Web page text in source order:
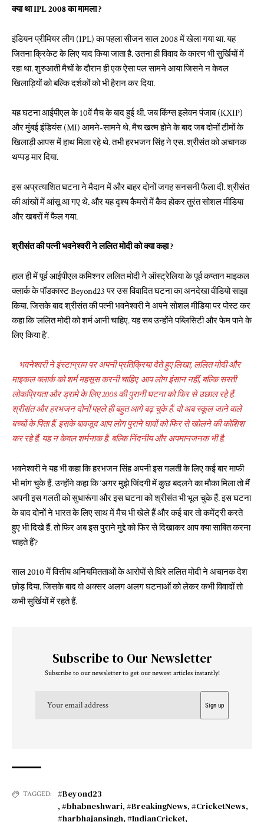
क्या था IPL 2008 का मामला ?
इंडियन प्रीमियर लीग (IPL) का पहला सीजन साल 2008 में खेला गया था. यह
जितना क्रिकेट के लिए याद किया जाता है. उतना ही विवाद के कारण भी सुर्खियों में
रहा था. शुरुआती मैचों के दौरान ही एक ऐसा पल सामने आया जिसने न केवल
खिलाड़ियों को बल्कि दर्शकों को भी हैरान कर दिया.
यह घटना आईपीएल के 10वें मैच के बाद हुई थी. जब किंग्स इलेवन पंजाब (KXIP)
और मुंबई इंडियंस (MI) आमने-सामने थे. मैच खत्म होने के बाद जब दोनों टीमों के
खिलाड़ी आपस में हाथ मिला रहे थे. तभी हरभजन सिंह ने एस. श्रीसंत को अचानक
थप्पड़ मार दिया.
इस अप्रत्याशित घटना ने मैदान में और बाहर दोनों जगह सनसनी फैला दी. श्रीसंत
की आंखों में आंसू आ गए थे. और यह दृश्य कैमरों में कैद होकर तुरंत सोशल मीडिया
और खबरों में फैल गया.
श्रीसंत की पत्नी भवनेश्वरी ने ललित मोदी को क्या कहा ?
हाल ही में पूर्व आईपीएल कमिश्नर ललित मोदी ने ऑस्ट्रेलिया के पूर्व कप्तान माइकल
क्लार्क के पॉडकास्ट Beyond23 पर उस विवादित घटना का अनदेखा वीडियो साझा
किया. जिसके बाद श्रीसंत की पत्नी भवनेश्वरी ने अपने सोशल मीडिया पर पोस्ट कर
कहा कि ‘ललित मोदी को शर्म आनी चाहिए. यह सब उन्होंने पब्लिसिटी और फेम पाने के
लिए किया है’.
भवनेश्वरी ने इंस्टाग्राम पर अपनी प्रतिक्रिया देते हुए लिखा, ललित मोदी और
माइकल क्लार्क को शर्म महसूस करनी चाहिए. आप लोग इंसान नहीं, बल्कि सस्ती
लोकप्रियता और ड्रामे के लिए 2008 की पुरानी घटना को फिर से उछाल रहे हैं.
श्रीसंत और हरभजन दोनों पहले ही बहुत आगे बढ़ चुके हैं. वो अब स्कूल जाने वाले
बच्चों के पिता हैं. इसके बावजूद आप लोग पुराने घावों को फिर से खोलने की कोशिश
कर रहे हैं. यह न केवल शर्मनाक है. बल्कि निंदनीय और अपमानजनक भी है.
भवनेश्वरी ने यह भी कहा कि हरभजन सिंह अपनी इस गलती के लिए कई बार माफी
भी मांग चुके हैं. उन्होंने कहा कि ‘अगर मुझे जिंदगी में कुछ बदलने का मौका मिला तो मैं
अपनी इस गलती को सुधारूंगा और इस घटना को श्रीसंत भी भूल चुके हैं. इस घटना
के बाद दोनों ने भारत के लिए साथ में मैच भी खेले हैं और कई बार तो कमेंट्री करते
हुए भी दिखे हैं. तो फिर अब इस पुराने मुद्दे को फिर से दिखाकर आप क्या साबित करना
चाहते हैं’?
साल 2010 में वित्तीय अनियमितताओं के आरोपों से घिरे ललित मोदी ने अचानक देश
छोड़ दिया. जिसके बाद वो अक्सर अलग अलग घटनाओं को लेकर कभी विवादों तो
कभी सुर्खियों में रहते हैं.
Subscribe to Our Newsletter
Subscribe to our newsletter to get our newest articles instantly!
TAGGED:
#Beyond23
, #bhabneshwari, #BreakingNews, #CricketNews,
#harbhajansingh, #IndianCricket,